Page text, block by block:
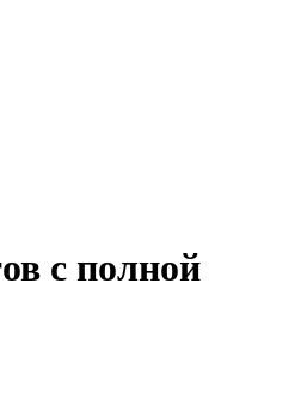
с полной